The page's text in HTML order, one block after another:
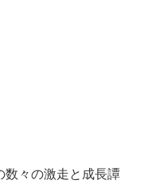
数々の激走と成長譚